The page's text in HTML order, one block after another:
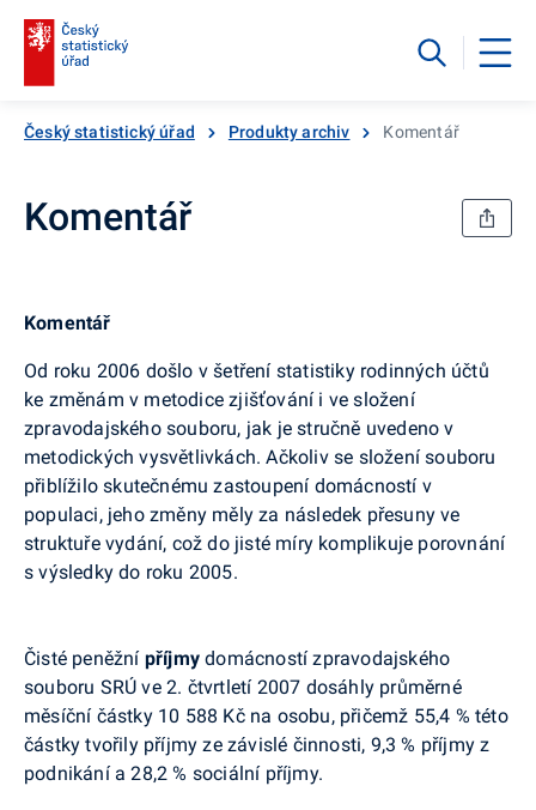
Český statistický úřad Produkty archiv Komentář
Komentář
Komentář
Od roku 2006 došlo v šetření statistiky rodinných účtů
ke změnám v metodice zjišťování i ve složení
zpravodajského souboru, jak je stručně uvedeno v
metodických vysvětlivkách. Ačkoliv se složení souboru
přiblížilo skutečnému zastoupení domácností v
populaci, jeho změny měly za následek přesuny ve
struktuře vydání, což do jisté míry komplikuje porovnání
s výsledky do roku 2005.
Čisté peněžní příjmy domácností zpravodajského
souboru SRÚ ve 2. čtvrtletí 2007 dosáhly průměrné
měsíční částky 10 588 Kč na osobu, přičemž 55,4 % této
částky tvořily příjmy ze závislé činnosti, 9,3 % příjmy z
podnikání a 28,2 % sociální příjmy.